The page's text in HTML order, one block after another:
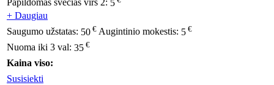
Papildomas svečias virš 2: 5
+ Daugiau
Saugumo užstatas: 50 € Augintinio mokestis: 5 €
Nuoma iki 3 val: 35 €
Kaina viso:
Susisiekti